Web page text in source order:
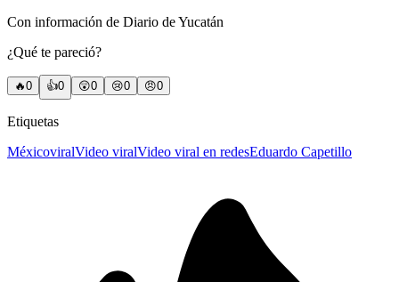
Con información de Diario de Yucatán
¿Qué te pareció?
🔥0 👍0 😲0 😢0 😠0
Etiquetas
MéxicoviralVideo viralVideo viral en redesEduardo Capetillo